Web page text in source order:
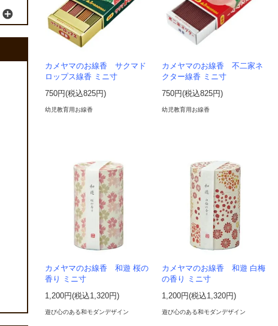
カメヤマのお線香 サクマド
ロップス線香 ミニ寸
750円(税込825円)
幼児教育用お線香
カメヤマのお線香 不二家ネ
クター線香 ミニ寸
750円(税込825円)
幼児教育用お線香
カメヤマのお線香 和遊 桜の
香り ミニ寸
1,200円(税込1,320円)
遊び心のある和モダンデザイン
カメヤマのお線香 和遊 白梅
の香り ミニ寸
1,200円(税込1,320円)
遊び心のある和モダンデザイン